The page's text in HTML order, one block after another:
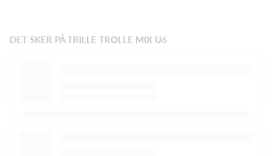
DET SKER PÅ TRILLE TROLLE MIX U6